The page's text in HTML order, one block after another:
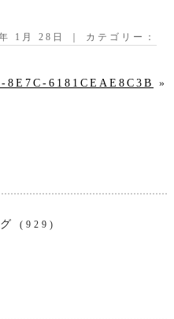
1月 28日 ｜ カテゴリー：
6181CEAE8C3B »
(929)